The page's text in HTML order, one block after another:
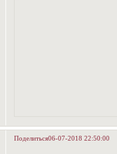
Поделиться06-07-2018 22:50:00